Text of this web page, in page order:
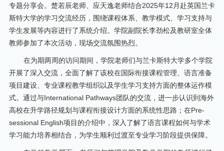
专题分享会。楚若辰老师、应天逸老师结合2025年12月赴英国兰卡
斯特大学的学习交流经历，围绕课程体系、教学模式、学习支持与
学生发展等内容进行了系统介绍。学院副院长李劲松及教研室全体
教师参加了本次活动，现场交流氛围热烈。
在为期两周的访问期间，学院老师们与兰卡斯特大学多个学院
开展了深入交流，全面了解了该校在国际衔接课程管理、语言准备
项目建设、专业课程教学组织以及学生学习支持方面的整体运作模
式。通过与International Pathways团队的交流，进一步认识到海外
高校在升学路径规划与课程衔接设计方面的系统性思路；在Pre-
sessional English项目的介绍中，深入了解了语言课程如何与学术
学习能力培养相结合，为学生顺利过渡至专业学习阶段提供保障。